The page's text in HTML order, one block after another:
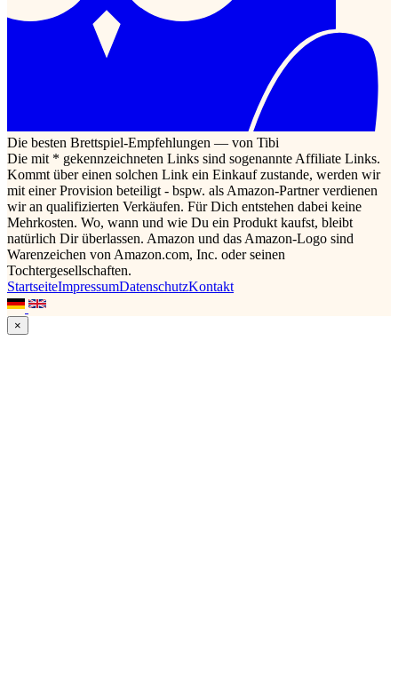
Die besten Brettspiel-Empfehlungen — von Tibi
Die mit * gekennzeichneten Links sind sogenannte Affiliate Links.
Kommt über einen solchen Link ein Einkauf zustande, werden wir
mit einer Provision beteiligt - bspw. als Amazon-Partner verdienen
wir an qualifizierten Verkäufen. Für Dich entstehen dabei keine
Mehrkosten. Wo, wann und wie Du ein Produkt kaufst, bleibt
natürlich Dir überlassen. Amazon und das Amazon-Logo sind
Warenzeichen von Amazon.com, Inc. oder seinen
Tochtergesellschaften.
StartseiteImpressumDatenschutzKontakt
×